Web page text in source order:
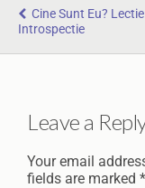
Cine Sunt Eu?
Introspectie
Leave a
Your email
fields are marked *